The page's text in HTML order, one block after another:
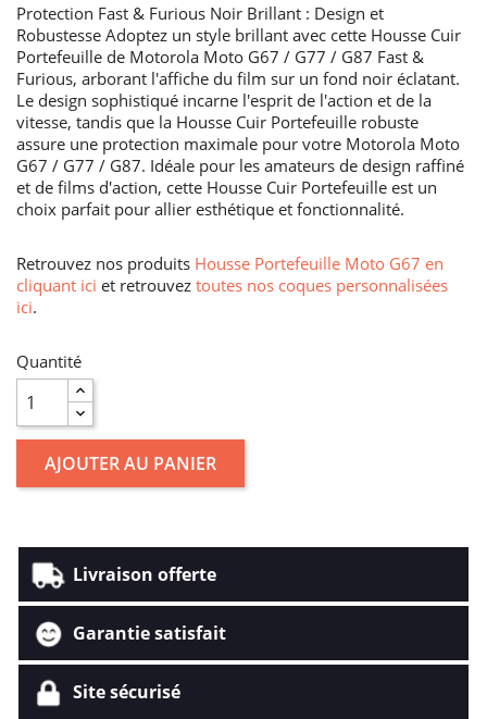
Protection Fast & Furious Noir Brillant : Design et
Robustesse Adoptez un style brillant avec cette Housse Cuir
Portefeuille de Motorola Moto G67 / G77 / G87 Fast &
Furious, arborant l'affiche du film sur un fond noir éclatant.
Le design sophistiqué incarne l'esprit de l'action et de la
vitesse, tandis que la Housse Cuir Portefeuille robuste
assure une protection maximale pour votre Motorola Moto
G67 / G77 / G87. Idéale pour les amateurs de design raffiné
et de films d'action, cette Housse Cuir Portefeuille est un
choix parfait pour allier esthétique et fonctionnalité.
Retrouvez nos produits Housse Portefeuille Moto G67 en
cliquant ici et retrouvez toutes nos coques personnalisées
ici.
Quantité
AJOUTER AU PANIER
Livraison offerte
Garantie satisfait
Site sécurisé